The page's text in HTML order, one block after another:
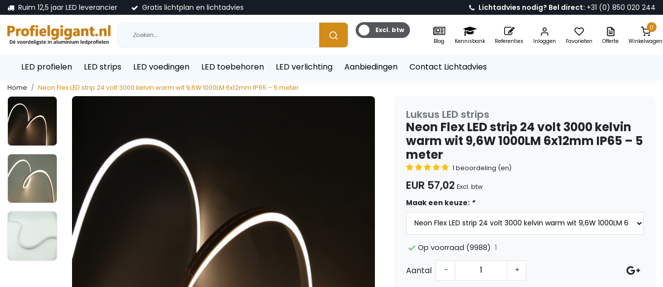
Ruim 12,5 jaar LED leverancier Gratis lichtplan en lichtadvies Lichtadvies nodig? Bel direct: +31 (0) 850 020 244
Excl. btw
Blog Kennisbank Referenties Inloggen Favorieten Offerte
0
Winkelwagen
LED profielen LED strips LED voedingen LED toebehoren LED verlichting Aanbiedingen Contact Lichtadvies
Home Neon Flex LED strip 24 volt 3000 kelvin warm wit 9,6W 1000LM 6x12mm IP65 – 5 meter
Luksus LED strips
Neon Flex LED strip 24 volt 3000 kelvin
warm wit 9,6W 1000LM 6x12mm IP65 – 5
meter
1 beoordeling (en)
EUR 57,02 Excl. btw
Maak een keuze: *
Op voorraad (9988) 1
Aantal - +